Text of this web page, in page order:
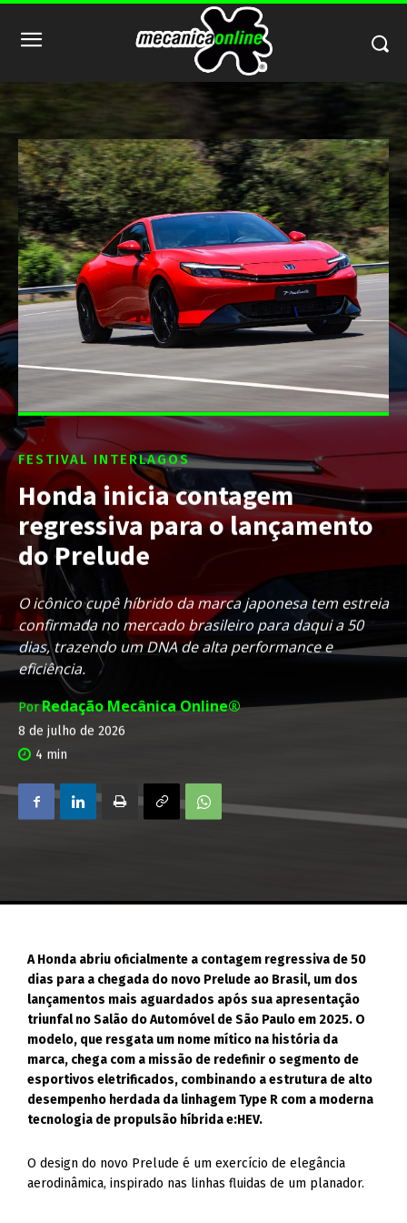
FESTIVAL INTERLAGOS
Honda inicia contagem
regressiva para o lançamento
do Prelude
O icônico cupê híbrido da marca japonesa tem estreia
confirmada no mercado brasileiro para daqui a 50
dias, trazendo um DNA de alta performance e
eficiência.
PorRedação Mecânica Online®
8 de julho de 2026
4 min
A Honda abriu oficialmente a contagem regressiva de 50
dias para a chegada do novo Prelude ao Brasil, um dos
lançamentos mais aguardados após sua apresentação
triunfal no Salão do Automóvel de São Paulo em 2025. O
modelo, que resgata um nome mítico na história da
marca, chega com a missão de redefinir o segmento de
esportivos eletrificados, combinando a estrutura de alto
desempenho herdada da linhagem Type R com a moderna
tecnologia de propulsão híbrida e:HEV.
O design do novo Prelude é um exercício de elegância
aerodinâmica, inspirado nas linhas fluidas de um planador.